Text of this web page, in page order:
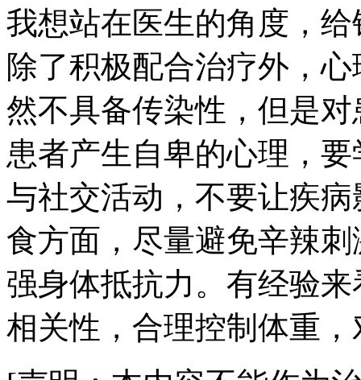
我想站在医生的角度，
除了积极配合治疗外，
然不具备传染性，但是
患者产生自卑的心理，
与社交活动，不要让疾
食方面，尽量避免辛辣
强身体抵抗力。有经验
相关性，合理控制体重